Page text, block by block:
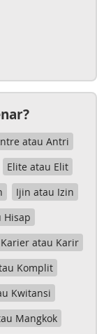
atau Antri
Elite atau Elit
Ijin atau Izin
Hisap
Karier atau Karir
Komplit
Kwitansi
Mangkok